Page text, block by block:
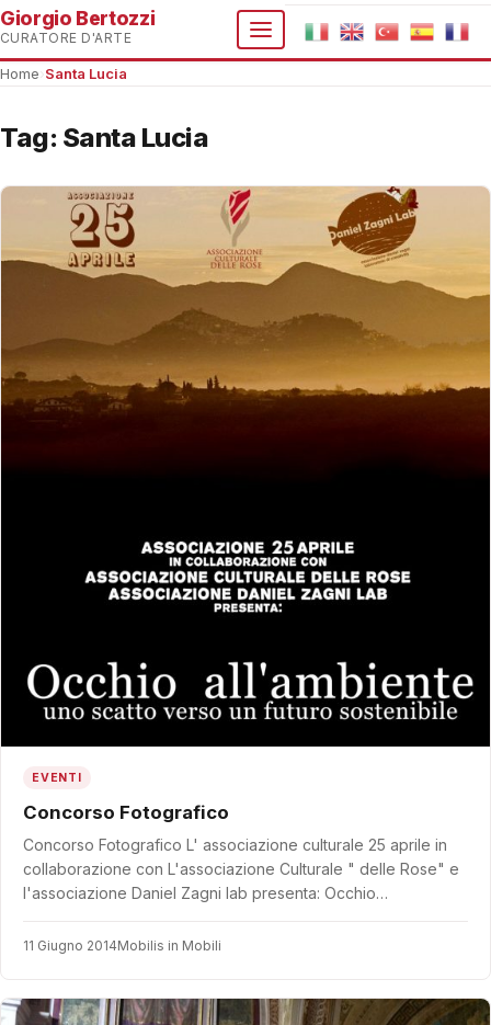
Giorgio Bertozzi
CURATORE D'ARTE
Home Santa Lucia
Tag: Santa Lucia
EVENTI
Concorso Fotografico
Concorso Fotografico L' associazione culturale 25 aprile in
collaborazione con L'associazione Culturale " delle Rose" e
l'associazione Daniel Zagni lab presenta: Occhio…
11 Giugno 2014Mobilis in Mobili